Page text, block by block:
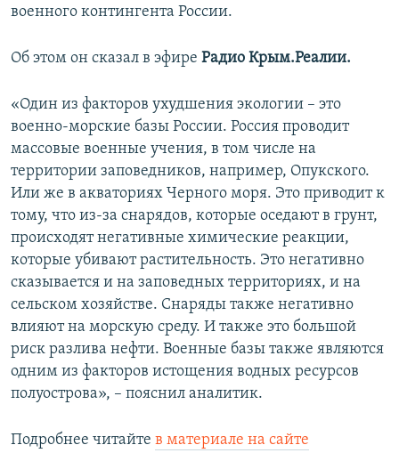
военного контингента России.
Об этом он сказал в эфире Радио Крым.Реалии.
«Один из факторов ухудшения экологии – это
военно-морские базы России. Россия проводит
массовые военные учения, в том числе на
территории заповедников, например, Опукского.
Или же в акваториях Черного моря. Это приводит к
тому, что из-за снарядов, которые оседают в грунт,
происходят негативные химические реакции,
которые убивают растительность. Это негативно
сказывается и на заповедных территориях, и на
сельском хозяйстве. Снаряды также негативно
влияют на морскую среду. И также это большой
риск разлива нефти. Военные базы также являются
одним из факторов истощения водных ресурсов
полуострова», – пояснил аналитик.
Подробнее читайте в материале на сайте